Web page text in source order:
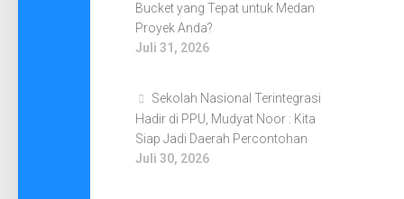
Bucket yang Tepat untuk Medan
Proyek Anda?
Juli 31, 2026
Sekolah Nasional Terintegrasi
Hadir di PPU, Mudyat Noor : Kita
Siap Jadi Daerah Percontohan
Juli 30, 2026